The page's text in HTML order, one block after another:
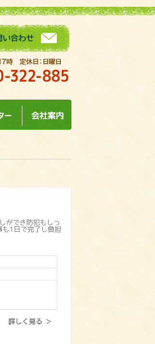
ができ防犯もしっ
1日で完了し負担
詳しく見る